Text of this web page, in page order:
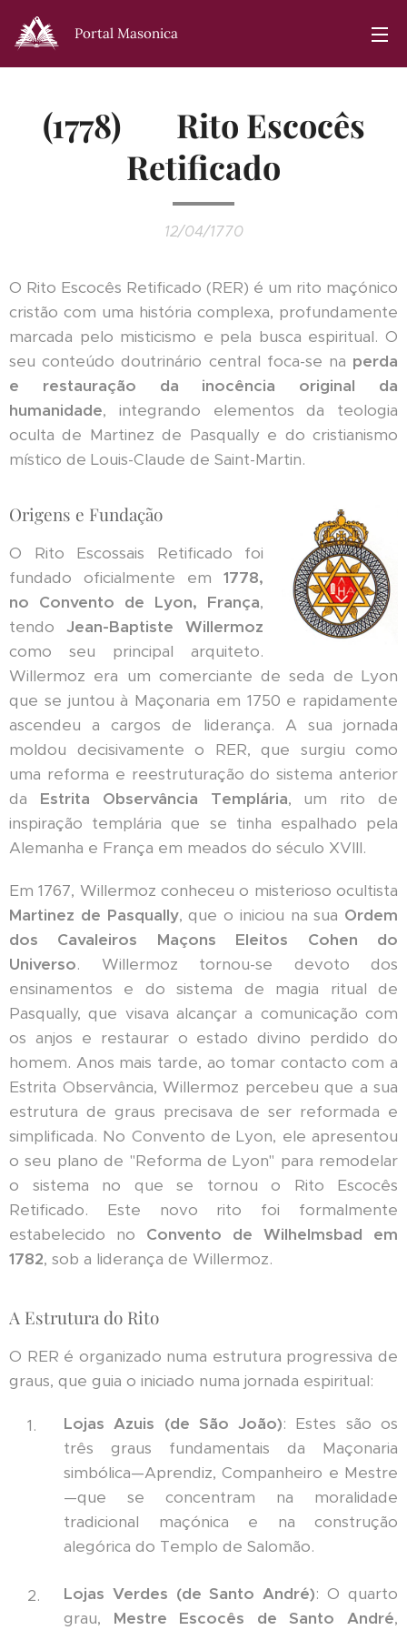
Portal Masonica
(1778) 🇫🇷 Rito Escocês
Retificado
12/04/1770
O Rito Escocês Retificado (RER) é um rito maçónico
cristão com uma história complexa, profundamente
marcada pelo misticismo e pela busca espiritual. O
seu conteúdo doutrinário central foca-se na perda
e restauração da inocência original da
humanidade, integrando elementos da teologia
oculta de Martinez de Pasqually e do cristianismo
místico de Louis-Claude de Saint-Martin.
Origens e Fundação
O Rito Escossais Retificado foi
fundado oficialmente em1778,
no Convento de Lyon, França,
tendoJean-Baptiste Willermoz
como seu principal arquiteto.
Willermoz era um comerciante de seda de Lyon
que se juntou à Maçonaria em 1750 e rapidamente
ascendeu a cargos de liderança. A sua jornada
moldou decisivamente o RER, que surgiu como
uma reforma e reestruturação do sistema anterior
da Estrita Observância Templária, um rito de
inspiração templária que se tinha espalhado pela
Alemanha e França em meados do século XVIII.
Em 1767, Willermoz conheceu o misterioso ocultista
Martinez de Pasqually, que o iniciou na sua Ordem
dos Cavaleiros Maçons Eleitos Cohen do
Universo. Willermoz tornou-se devoto dos
ensinamentos e do sistema de magia ritual de
Pasqually, que visava alcançar a comunicação com
os anjos e restaurar o estado divino perdido do
homem. Anos mais tarde, ao tomar contacto com a
Estrita Observância, Willermoz percebeu que a sua
estrutura de graus precisava de ser reformada e
simplificada. No Convento de Lyon, ele apresentou
o seu plano de "Reforma de Lyon" para remodelar
o sistema no que se tornou o Rito Escocês
Retificado. Este novo rito foi formalmente
estabelecido no Convento de Wilhelmsbad em
1782, sob a liderança de Willermoz.
A Estrutura do Rito
O RER é organizado numa estrutura progressiva de
graus, que guia o iniciado numa jornada espiritual:
Lojas Azuis (de São João): Estes são os
três graus fundamentais da Maçonaria
simbólica—Aprendiz, Companheiro e Mestre
—que se concentram na moralidade
tradicional maçónica e na construção
alegórica do Templo de Salomão.
Lojas Verdes (de Santo André): O quarto
grau, Mestre Escocês de Santo André,